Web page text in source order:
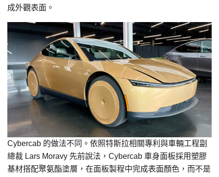
成外觀表面。
Cybercab 的做法不同。依照特斯拉相關專利與車輛工程副
總裁 Lars Moravy 先前說法，Cybercab 車身面板採用塑膠
基材搭配聚氨酯塗層，在面板製程中完成表面顏色，而不是